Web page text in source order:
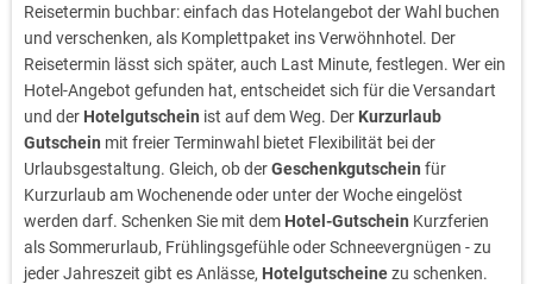
Reisetermin buchbar: einfach das Hotelangebot der Wahl buchen
und verschenken, als Komplettpaket ins Verwöhnhotel. Der
Reisetermin lässt sich später, auch Last Minute, festlegen. Wer ein
Hotel-Angebot gefunden hat, entscheidet sich für die Versandart
und der Hotelgutschein ist auf dem Weg. Der Kurzurlaub
Gutschein mit freier Terminwahl bietet Flexibilität bei der
Urlaubsgestaltung. Gleich, ob derGeschenkgutschein für
Kurzurlaub am Wochenende oder unter der Woche eingelöst
werden darf. Schenken Sie mit dem Hotel-Gutschein Kurzferien
als Sommerurlaub, Frühlingsgefühle oder Schneevergnügen - zu
jeder Jahreszeit gibt es Anlässe, Hotelgutscheinezu schenken.